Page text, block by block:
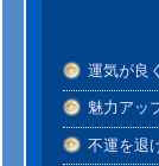
運気が良
魅力アッ
不運を退